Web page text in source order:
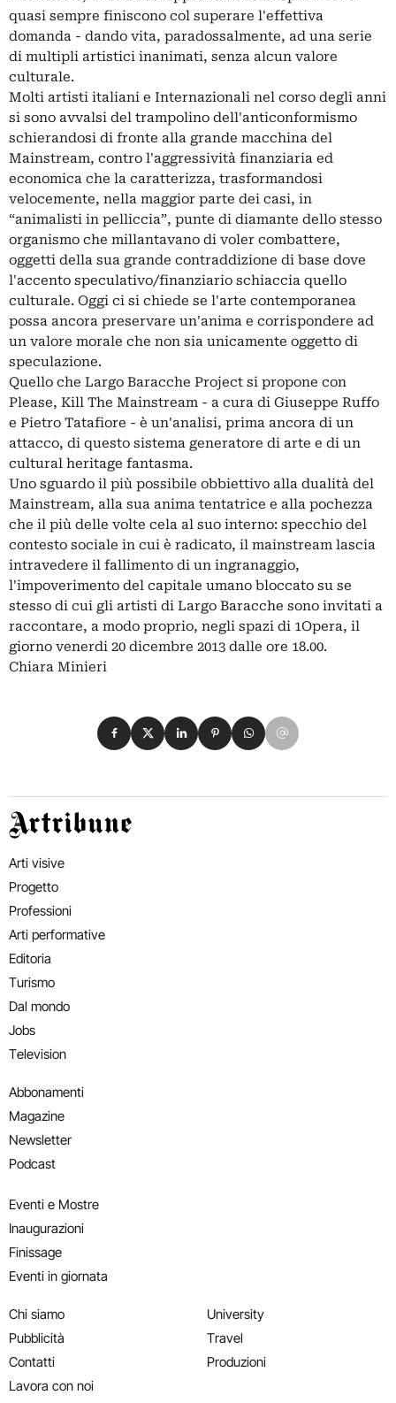
quasi sempre finiscono col superare l'effettiva
domanda - dando vita, paradossalmente, ad una serie
di multipli artistici inanimati, senza alcun valore
culturale.
Molti artisti italiani e Internazionali nel corso degli anni
si sono avvalsi del trampolino dell'anticonformismo
schierandosi di fronte alla grande macchina del
Mainstream, contro l'aggressività finanziaria ed
economica che la caratterizza, trasformandosi
velocemente, nella maggior parte dei casi, in
“animalisti in pelliccia”, punte di diamante dello stesso
organismo che millantavano di voler combattere,
oggetti della sua grande contraddizione di base dove
l'accento speculativo/finanziario schiaccia quello
culturale. Oggi ci si chiede se l'arte contemporanea
possa ancora preservare un'anima e corrispondere ad
un valore morale che non sia unicamente oggetto di
speculazione.
Quello che Largo Baracche Project si propone con
Please, Kill The Mainstream - a cura di Giuseppe Ruffo
e Pietro Tatafiore - è un'analisi, prima ancora di un
attacco, di questo sistema generatore di arte e di un
cultural heritage fantasma.
Uno sguardo il più possibile obbiettivo alla dualità del
Mainstream, alla sua anima tentatrice e alla pochezza
che il più delle volte cela al suo interno: specchio del
contesto sociale in cui è radicato, il mainstream lascia
intravedere il fallimento di un ingranaggio,
l'impoverimento del capitale umano bloccato su se
stesso di cui gli artisti di Largo Baracche sono invitati a
raccontare, a modo proprio, negli spazi di 1Opera, il
giorno venerdi 20 dicembre 2013 dalle ore 18.00.
Chiara Minieri
Condividi su Facebook
Condividi su X
Condividi su LinkedIn
Condividi su Pinterest
Condividi su WhatsApp
Condividi su Email
Artribune
Arti visive
Progetto
Professioni
Arti performative
Editoria
Turismo
Dal mondo
Jobs
Television
Abbonamenti
Magazine
Newsletter
Podcast
Eventi e Mostre
Inaugurazioni
Finissage
Eventi in giornata
Chi siamo
Pubblicità
Contatti
Lavora con noi
University
Travel
Produzioni